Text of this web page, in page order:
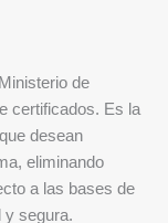
de
certificados. Es la
desean
eliminando
a las bases de
y segura.